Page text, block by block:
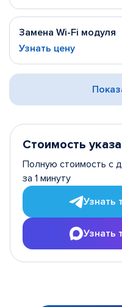
Замена Wi-Fi модуля
Узнать цену
Стоимость
Полную стоимость с
за 1 минуту
Узнать
Узнать